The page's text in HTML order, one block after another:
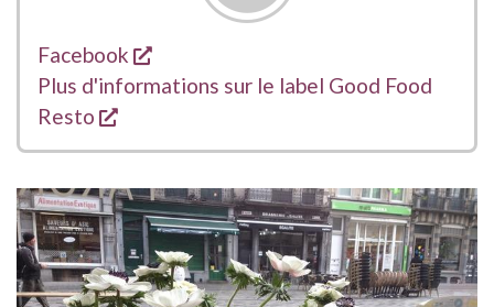
Liens
Facebook
s'ouvre dans une nouvelle fenêtre
Plus d'informations sur le label Good Food
Resto
s'ouvre dans une nouvelle fenêtre